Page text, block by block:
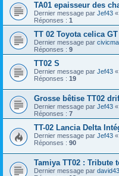
TA01 epaisseur des
Dernier message par Jef43 «
Réponses : 1
TT 02 Toyota celica GT
Dernier message par
Réponses : 9
TT02 S
Dernier message par Jef43 «
Réponses : 19
Grosse bêtise TT02
Dernier message par Jef43 «
Réponses : 7
TT-02 Lancia Delta
Dernier message par Jef43 «
Réponses : 90
Tamiya TT02 : Tribute
Dernier message par david43